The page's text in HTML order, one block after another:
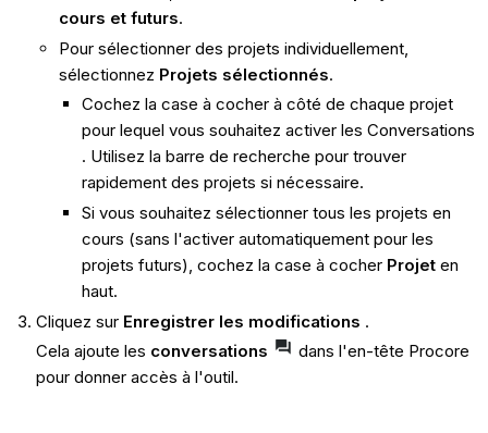
cours et futurs.
Pour sélectionner des projets individuellement,
sélectionnez Projets sélectionnés.
Cochez la case à cocher à côté de chaque projet
pour lequel vous souhaitez activer les Conversations
. Utilisez la barre de recherche pour trouver
rapidement des projets si nécessaire.
Si vous souhaitez sélectionner tous les projets en
cours (sans l'activer automatiquement pour les
projets futurs), cochez la case à cocher Projeten
haut.
Cliquez sur Enregistrer les modifications .
Cela ajoute les conversations
dans l'en-tête Procore
pour donner accès à l'outil.